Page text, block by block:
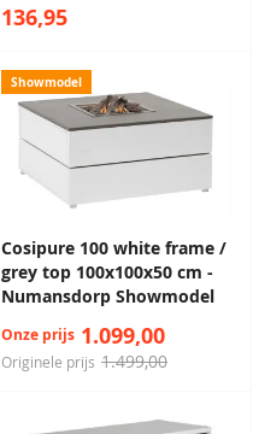
136,95
Showmodel
Cosipure 100 white frame /
grey top 100x100x50 cm -
Numansdorp Showmodel
Originele prijs 1.499,00
Onze prijs 1.099,00